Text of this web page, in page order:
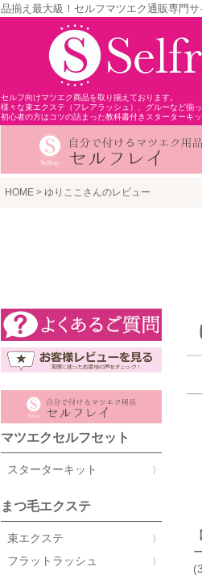
品揃え最大級！セルフマツエク通販専門
セルフ向けマツエク商品を取り揃えております。
様々な束エクステ（フレアラッシュ）、グルーなど揃っ
初心者の方はコツの詰まった教科書付きスターターキッ
HOME ゆりここさんのレビュー
マツエクセルフセット
スターターキット
まつ毛エクステ
束エクステ
フラットラッシュ